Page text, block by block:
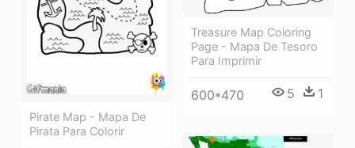
Pirate Map - Mapa De
Pirata Para Colorir
Treasure Map Coloring
Page - Mapa De Tesoro
Para Imprimir
600*470 5 1